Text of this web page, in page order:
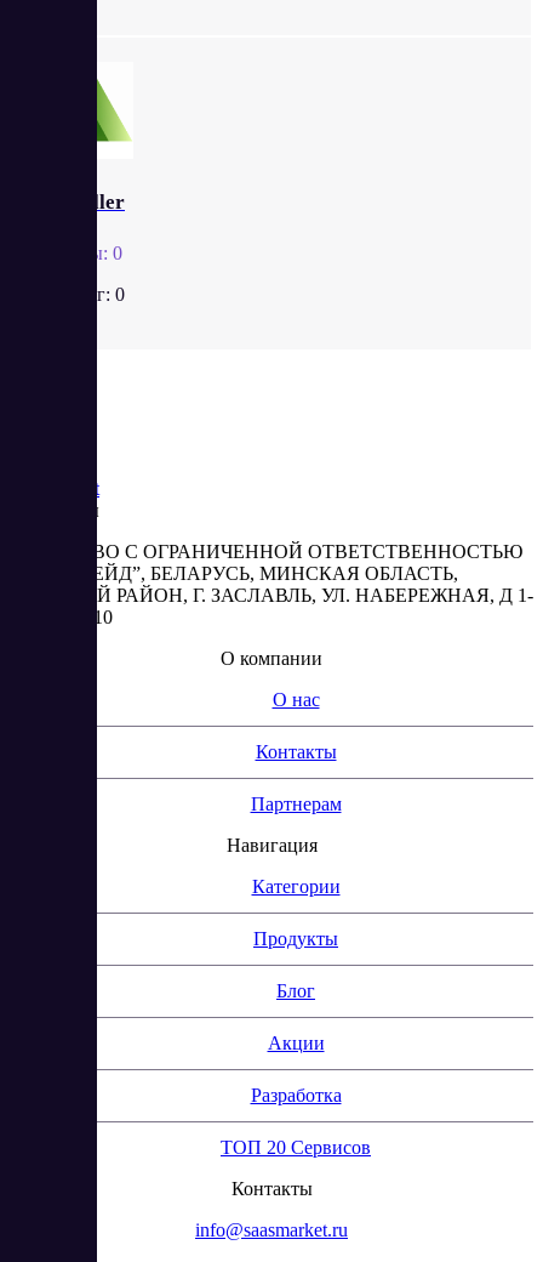
Veloseller
Отзывы: 0
Рейтинг: 0
Market
Реквизиты
ОБЩЕСТВО С ОГРАНИЧЕННОЙ ОТВЕТСТВЕННОСТЬЮ
“АБЕСТРЕЙД”, БЕЛАРУСЬ, МИНСКАЯ ОБЛАСТЬ,
МИНСКИЙ РАЙОН, Г. ЗАСЛАВЛЬ, УЛ. НАБЕРЕЖНАЯ, Д 1-
2, КОМ. 310
О компании
О нас
Контакты
Партнерам
Навигация
Категории
Продукты
Блог
Акции
Разработка
ТОП 20 Сервисов
Контакты
info@saasmarket.ru